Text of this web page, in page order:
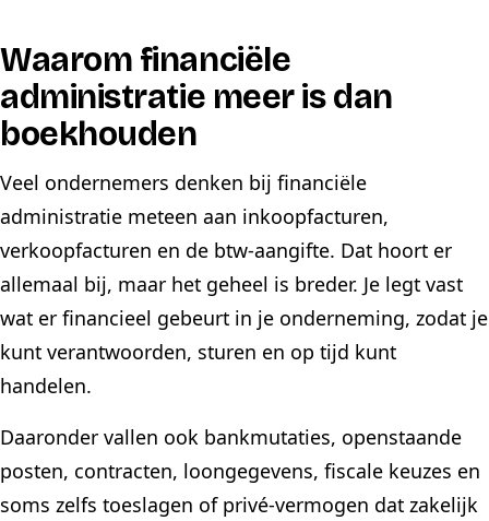
Waarom financiële
administratie meer is dan
boekhouden
Veel ondernemers denken bij financiële
administratie meteen aan inkoopfacturen,
verkoopfacturen en de btw-aangifte. Dat hoort er
allemaal bij, maar het geheel is breder. Je legt vast
wat er financieel gebeurt in je onderneming, zodat je
kunt verantwoorden, sturen en op tijd kunt
handelen.
Daaronder vallen ook bankmutaties, openstaande
posten, contracten, loongegevens, fiscale keuzes en
soms zelfs toeslagen of privé-vermogen dat zakelijk